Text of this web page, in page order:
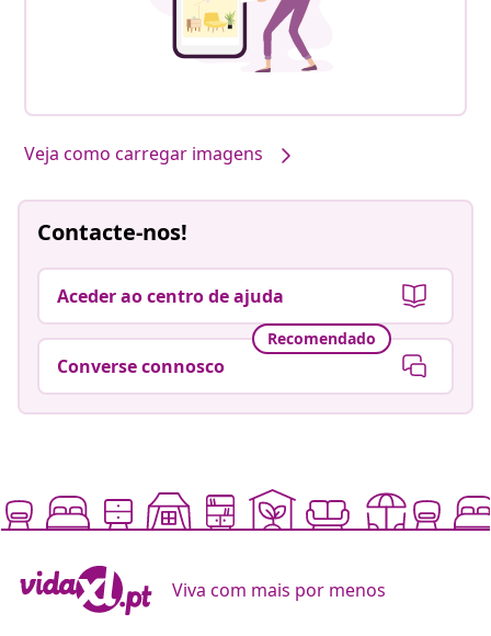
Veja como carregar imagens
Contacte-nos!
Aceder ao centro de ajuda
Recomendado
Converse connosco
Viva com mais por menos